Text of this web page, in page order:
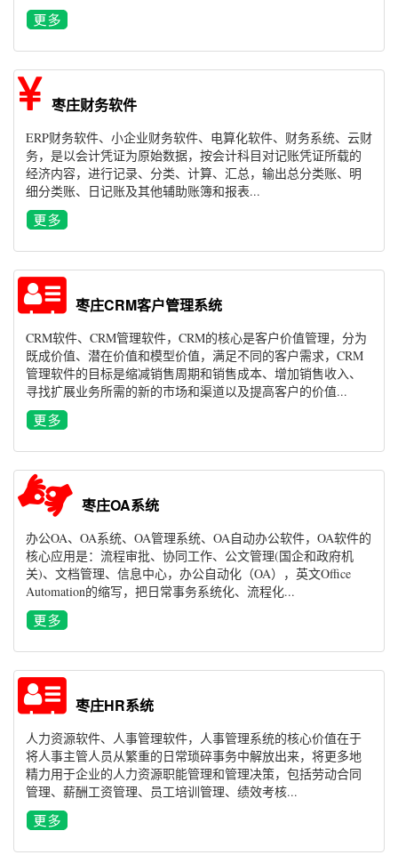
枣庄财务软件
ERP财务软件、小企业财务软件、电算化软件、财务系统、云财
务，是以会计凭证为原始数据，按会计科目对记账凭证所载的
经济内容，进行记录、分类、计算、汇总，输出总分类账、明
细分类账、日记账及其他辅助账簿和报表...
枣庄CRM客户管理系统
CRM软件、CRM管理软件，CRM的核心是客户价值管理，分为
既成价值、潜在价值和模型价值，满足不同的客户需求，CRM
管理软件的目标是缩减销售周期和销售成本、增加销售收入、
寻找扩展业务所需的新的市场和渠道以及提高客户的价值...
枣庄OA系统
办公OA、OA系统、OA管理系统、OA自动办公软件，OA软件的
核心应用是：流程审批、协同工作、公文管理(国企和政府机
关)、文档管理、信息中心，办公自动化（OA），英文Office
Automation的缩写，把日常事务系统化、流程化...
枣庄HR系统
人力资源软件、人事管理软件，人事管理系统的核心价值在于
将人事主管人员从繁重的日常琐碎事务中解放出来，将更多地
精力用于企业的人力资源职能管理和管理决策，包括劳动合同
管理、薪酬工资管理、员工培训管理、绩效考核...